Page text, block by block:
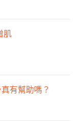
肌
有幫助嗎？